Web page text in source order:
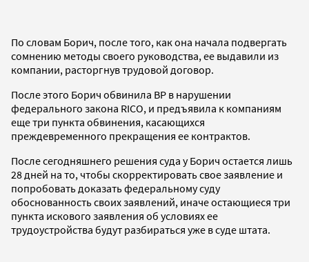
По словам Борич, после того, как она начала подвергать
сомнению методы своего руководства, ее выдавили из
компании, расторгнув трудовой договор.
После этого Борич обвинила ВР в нарушении
федерального закона RICO, и предъявила к компаниям
еще три пункта обвинения, касающихся
преждевременного прекращения ее контрактов.
После сегодняшнего решения суда у Борич остается лишь
28 дней на то, чтобы скорректировать свое заявление и
попробовать доказать федеральному суду
обоснованность своих заявлений, иначе остающиеся три
пункта искового заявления об условиях ее
трудоустройства будут разбираться уже в суде штата.